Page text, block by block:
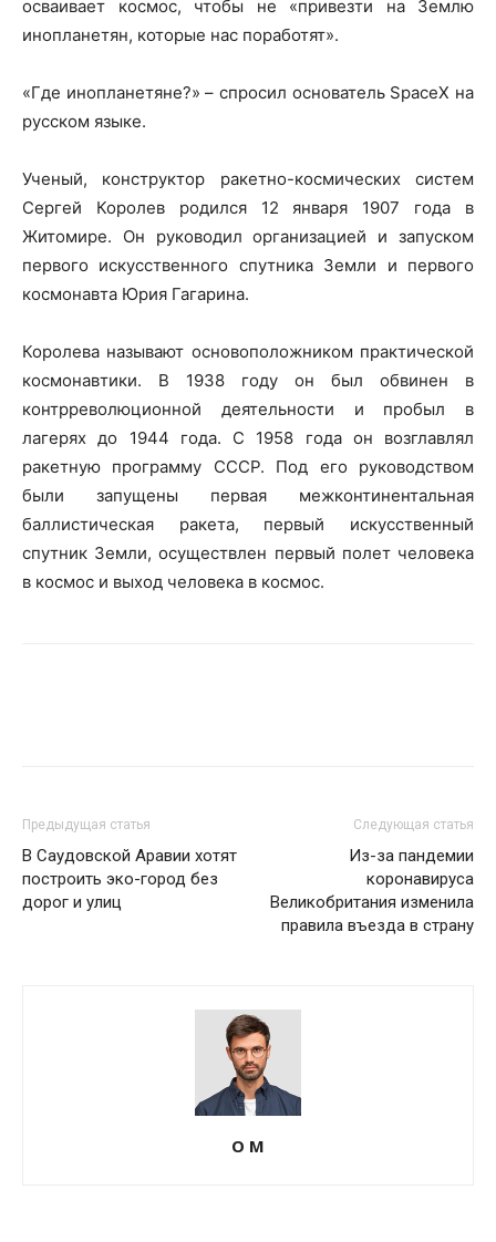
осваивает космос, чтобы не «привезти на Землю
инопланетян, которые нас поработят».
«Где инопланетяне?» – спросил основатель SpaceX на
русском языке.
Ученый, конструктор ракетно-космических систем
Сергей Королев родился 12 января 1907 года в
Житомире. Он руководил организацией и запуском
первого искусственного спутника Земли и первого
космонавта Юрия Гагарина.
Королева называют основоположником практической
космонавтики. В 1938 году он был обвинен в
контрреволюционной деятельности и пробыл в
лагерях до 1944 года. С 1958 года он возглавлял
ракетную программу СССР. Под его руководством
были запущены первая межконтинентальная
баллистическая ракета, первый искусственный
спутник Земли, осуществлен первый полет человека
в космос и выход человека в космос.
Предыдущая статья
В Саудовской Аравии хотят
построить эко-город без
дорог и улиц
Следующая статья
Из-за пандемии
коронавируса
Великобритания изменила
правила въезда в страну
О М